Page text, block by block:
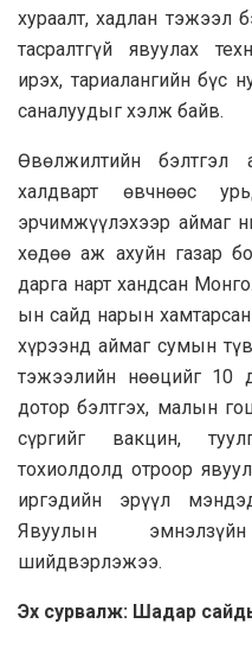
хураалт, хадлан тэжээл
тасралтгүй явуулах
ирэх, тариалангийн бүс
саналуудыг хэлж байв.
Өвөлжилтийн
халдварт өвчнөөс
эрчимжүүлэхээр аймаг
хөдөө аж ахуйн газар
дарга нарт хандсан
ын сайд нарын
хүрээнд аймаг сумын
тэжээлийн нөөцийг 10
дотор бэлтгэх, малын
сүргийг вакцин,
тохиолдолд отроор
иргэдийн эрүүл
Явуулын
шийдвэрлэжээ.
Эх сурвалж: Шадар